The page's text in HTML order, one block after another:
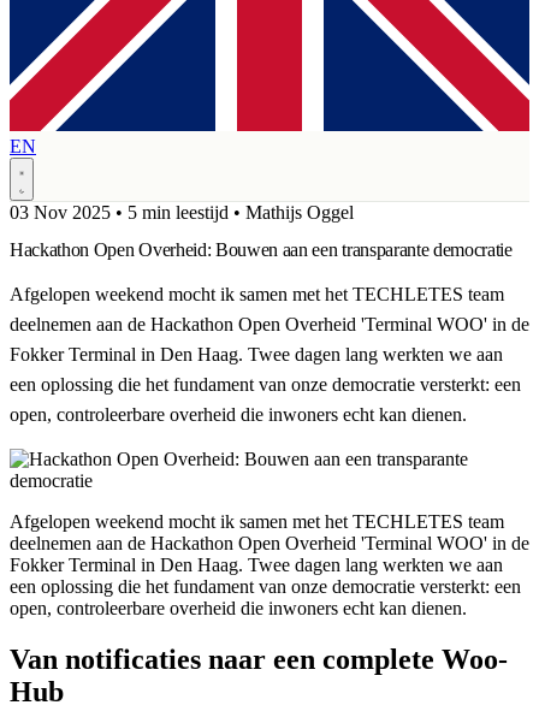
EN
03 Nov 2025 • 5 min leestijd • Mathijs Oggel
Hackathon Open Overheid: Bouwen aan een transparante democratie
Afgelopen weekend mocht ik samen met het TECHLETES team
deelnemen aan de Hackathon Open Overheid 'Terminal WOO' in de
Fokker Terminal in Den Haag. Twee dagen lang werkten we aan
een oplossing die het fundament van onze democratie versterkt: een
open, controleerbare overheid die inwoners echt kan dienen.
Afgelopen weekend mocht ik samen met het TECHLETES team
deelnemen aan de Hackathon Open Overheid 'Terminal WOO' in de
Fokker Terminal in Den Haag. Twee dagen lang werkten we aan
een oplossing die het fundament van onze democratie versterkt: een
open, controleerbare overheid die inwoners echt kan dienen.
Van notificaties naar een complete Woo-
Hub